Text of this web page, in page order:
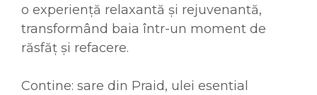
o experiență relaxantă și rejuvenantă,
transformând baia într-un moment de
răsfăț și refacere.
Contine: sare din Praid, ulei esential